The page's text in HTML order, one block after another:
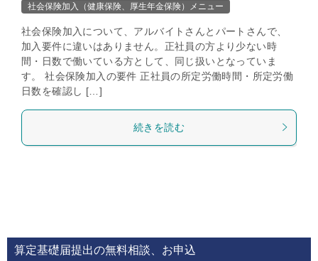
社会保険加入（健康保険、厚生年金保険）メニュー
社会保険加入について、アルバイトさんとパートさんで、
加入要件に違いはありません。正社員の方より少ない時
間・日数で働いている方として、同じ扱いとなっていま
す。 社会保険加入の要件 正社員の所定労働時間・所定労働
日数を確認し […]
続きを読む
算定基礎届提出の無料相談、お申込